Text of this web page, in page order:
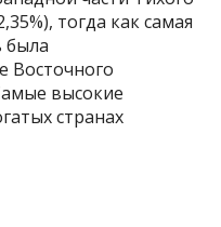
тогда как самая
была
Восточного
высокие
странах